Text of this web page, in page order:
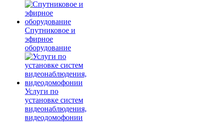
Спутниковое и
эфирное
оборудование
Услуги по
установке систем
видеонаблюдения,
видеодомофонии